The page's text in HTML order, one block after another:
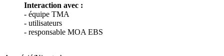
Interaction avec :
- équipe TMA
- utilisateurs
- responsable MOA EBS